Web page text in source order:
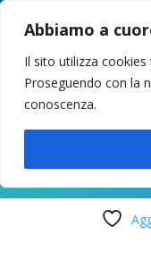
Abbiamo a
Il sito utilizza
Proseguendo con la
conoscenza.
049